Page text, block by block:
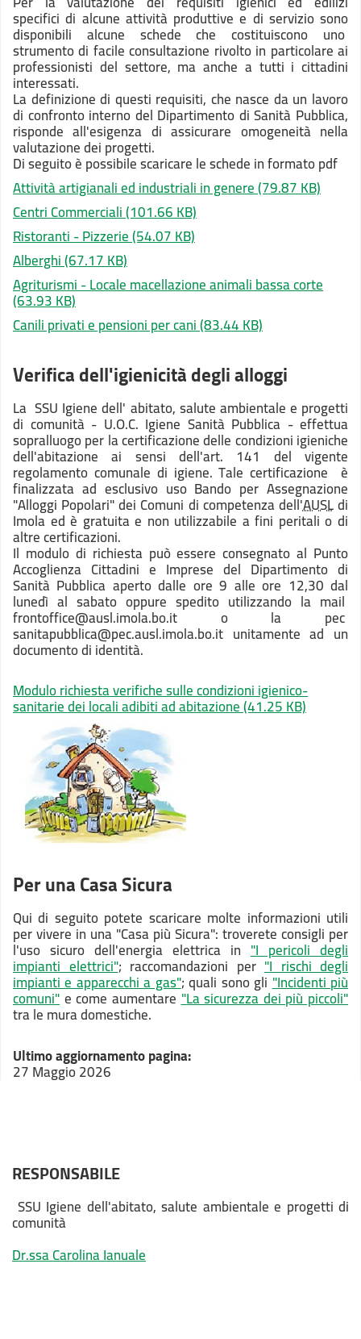
specifici di alcune attività produttive e di servizio sono
disponibili alcune schede che costituiscono uno
strumento di facile consultazione rivolto in particolare ai
professionisti del settore, ma anche a tutti i cittadini
interessati.
La definizione di questi requisiti, che nasce da un lavoro
di confronto interno del Dipartimento di Sanità Pubblica,
risponde all'esigenza di assicurare omogeneità nella
valutazione dei progetti.
Di seguito è possibile scaricare le schede in formato pdf
Attività artigianali ed industriali in genere(79.87 KB)
Centri Commerciali(101.66 KB)
Ristoranti - Pizzerie(54.07 KB)
Alberghi(67.17 KB)
Agriturismi - Locale macellazione animali bassa corte
(63.93 KB)
Canili privati e pensioni per cani(83.44 KB)
Verifica dell'igienicità degli alloggi
La SSU Igiene dell' abitato, salute ambientale e progetti
di comunità - U.O.C. Igiene Sanità Pubblica - effettua
sopralluogo per la certificazione delle condizioni igieniche
dell'abitazione ai sensi dell'art. 141 del vigente
regolamento comunale di igiene. Tale certificazione è
finalizzata ad esclusivo uso Bando per Assegnazione
"Alloggi Popolari" dei Comuni di competenza dell'AUSLdi
Imola ed è gratuita e non utilizzabile a fini peritali o di
altre certificazioni.
Il modulo di richiesta può essere consegnato al Punto
Accoglienza Cittadini e Imprese del Dipartimento di
Sanità Pubblica aperto dalle ore 9 alle ore 12,30 dal
lunedì al sabato oppure spedito utilizzando la mail
frontoffice@ausl.imola.bo.it o la pec
sanitapubblica@pec.ausl.imola.bo.it unitamente ad un
documento di identità.
Modulo richiesta verifiche sulle condizioni igienico-
sanitarie dei locali adibiti ad abitazione(41.25 KB)
Per una Casa Sicura
Qui di seguito potete scaricare molte informazioni utili
per vivere in una "Casa più Sicura": troverete consigli per
l'uso sicuro dell'energia elettrica in "I pericoli degli
impianti elettrici"; raccomandazioni per "I rischi degli
impianti e apparecchi a gas"; quali sono gli"Incidenti più
comuni"e come aumentare"La sicurezza dei più piccoli"
tra le mura domestiche.
Ultimo aggiornamento pagina:
27 Maggio 2026
RESPONSABILE
SSU Igiene dell'abitato, salute ambientale e progetti di
comunità
Dr.ssa Carolina Ianuale